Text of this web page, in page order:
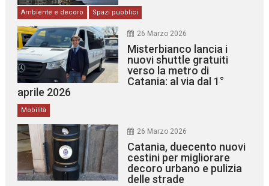
Ambiente e decoro Spazi pubblici
26 Marzo 2026
Misterbianco lancia i
nuovi shuttle gratuiti
verso la metro di
Catania: al via dal 1°
aprile 2026
Mobilità
26 Marzo 2026
Catania, duecento nuovi
cestini per migliorare
decoro urbano e pulizia
delle strade